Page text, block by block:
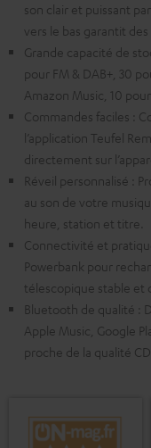
son clair et puissant
vers le bas garantit
Grande capacité de
pour FM & DAB+, 30
Amazon Music, 10
Commandes faciles :
l’application Teufel
directement sur
Réveil personnalisé :
au son de votre
heure, station et titre.
Connectivité et
Powerbank pour
télescopique stable et
Bluetooth de qualité :
Apple Music, Google
proche de la qualité CD.